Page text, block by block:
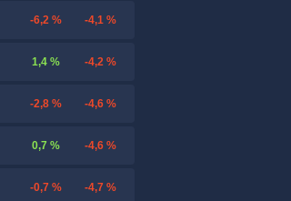
-6,2 % -4,1 %
1,4 % -4,2 %
-2,8 % -4,6 %
0,7 % -4,6 %
-0,7 % -4,7 %